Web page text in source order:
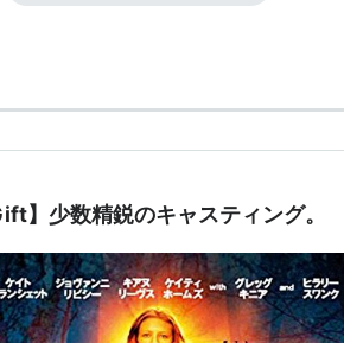
ズン3）（2011-2012）＜TV＞ ゲスト
ルベーション（2011）＜未＞ 出演
全なる犯罪計画（2011）＜未＞ 出演
）＜TV＞ 出演
】少数精鋭のキャスティング。